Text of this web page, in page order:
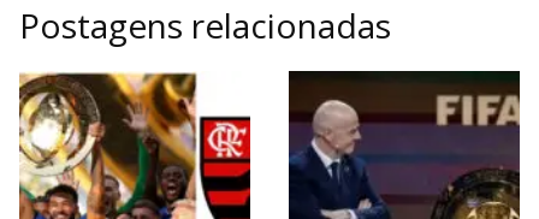
Postagens relacionadas